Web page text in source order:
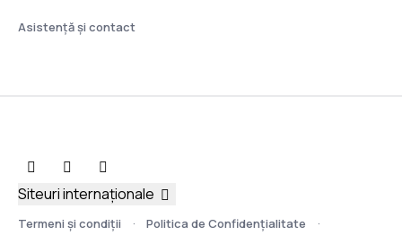
Asistenţă şi contact
Termeni şi condiţii Politica de Confidențialitate
Siteuri internaționale